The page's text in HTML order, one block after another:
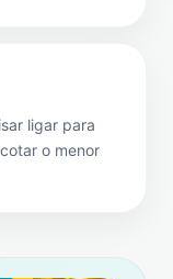
ligar para
o menor